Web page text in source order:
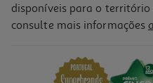
Pãezinhos Auchan Torrados
disponíveis para o
consulte mais informações